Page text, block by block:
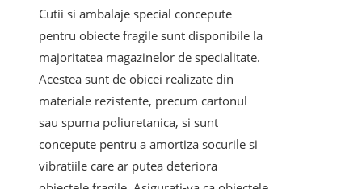
Cutii si ambalaje special concepute
pentru obiecte fragile sunt disponibile la
majoritatea magazinelor de specialitate.
Acestea sunt de obicei realizate din
materiale rezistente, precum cartonul
sau spuma poliuretanica, si sunt
concepute pentru a amortiza socurile si
vibratiile care ar putea deteriora